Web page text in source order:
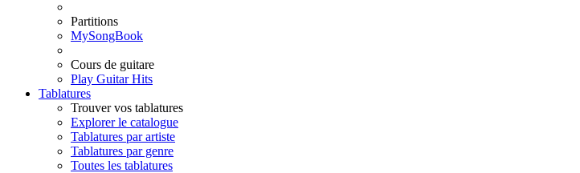
Partitions
MySongBook
Cours de guitare
Play Guitar Hits
Tablatures
Trouver vos tablatures
Explorer le catalogue
Tablatures par artiste
Tablatures par genre
Toutes les tablatures